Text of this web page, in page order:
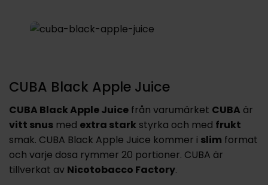
CUBA Black Apple Juice
CUBA Black Apple Juice från varumärket CUBA är
vitt snus med extra stark styrka och med frukt
smak. CUBA Black Apple Juice kommer i slim format
och varje dosa rymmer 20 portioner. CUBA är
tillverkat av Nicotobacco Factory.